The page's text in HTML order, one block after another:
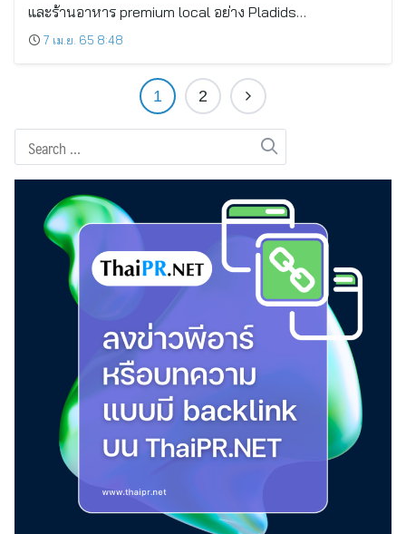
และร้านอาหาร premium local อย่าง Pladids…
7 เม.ย. 65 8:48
1 2